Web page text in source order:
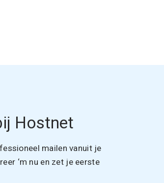
Hostnet
mailen vanuit je
‘m nu en zet je eerste